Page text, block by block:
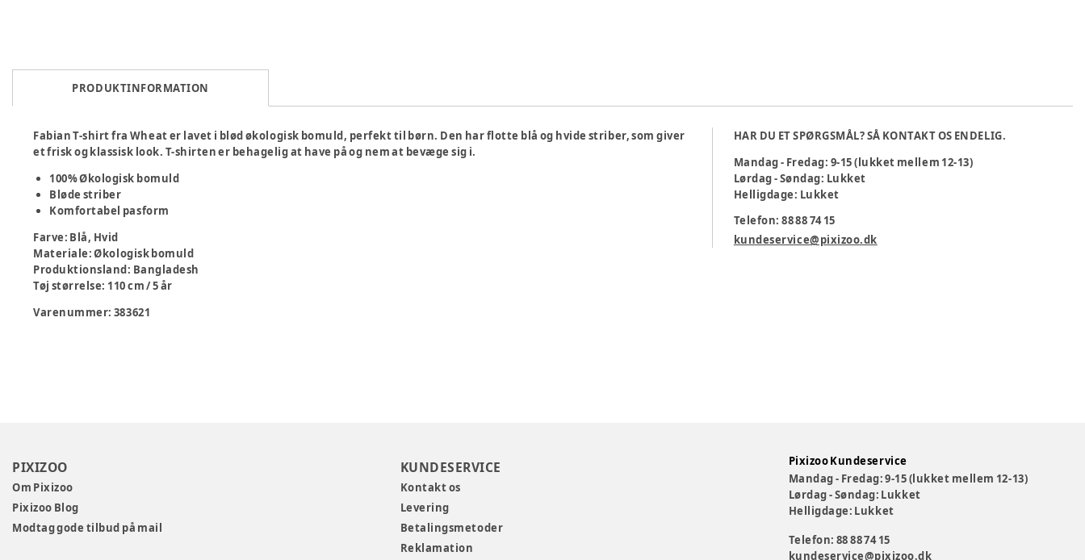
PRODUKTINFORMATION
Fabian T-shirt fra Wheat er lavet i blød økologisk bomuld, perfekt til børn. Den har flotte blå og hvide striber, som giver
et frisk og klassisk look. T-shirten er behagelig at have på og nem at bevæge sig i.
100% Økologisk bomuld
Bløde striber
Komfortabel pasform
Farve: Blå, Hvid
Materiale:Økologisk bomuld
Produktionsland: Bangladesh
Tøj størrelse: 110 cm / 5 år
Varenummer: 383621
HAR DU ET SPØRGSMÅL? SÅ KONTAKT OS ENDELIG.
Mandag - Fredag: 9-15 (lukket mellem 12-13)
Lørdag - Søndag: Lukket
Helligdage: Lukket
Telefon: 88 88 74 15
kundeservice@pixizoo.dk
PIXIZOO
Om Pixizoo
Pixizoo Blog
Modtag gode tilbud på mail
KUNDESERVICE
Kontakt os
Levering
Betalingsmetoder
Reklamation
Pixizoo Kundeservice
Mandag - Fredag: 9-15 (lukket mellem 12-13)
Lørdag - Søndag: Lukket
Helligdage: Lukket
Telefon: 88 88 74 15
kundeservice@pixizoo.dk